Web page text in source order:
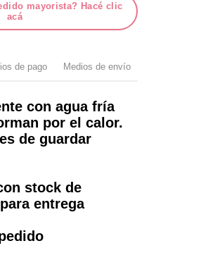
mayorista? Hacé clic
acá
de pago Medios de envío
con agua fría
por el calor.
de guardar
stock de
entrega